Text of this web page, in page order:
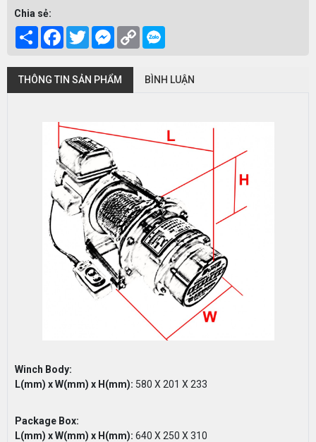
Chia sẻ:
Share Facebook
Twitter Messenger
Copy
Link
THÔNG TIN SẢN PHẨM BÌNH LUẬN
Winch Body:
L(mm) x W(mm) x H(mm): 580 X 201 X 233
Package Box:
L(mm) x W(mm) x H(mm): 640 X 250 X 310